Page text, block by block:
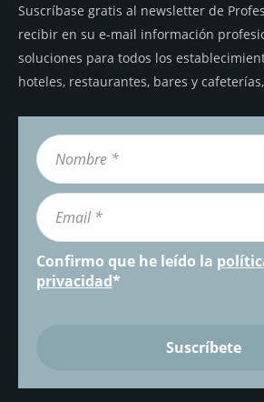
Suscríbase gratis al newsletter de
recibir en su e-mail información
soluciones para todos los
hoteles, restaurantes, bares y
Confirmo que he leído la
privacidad*